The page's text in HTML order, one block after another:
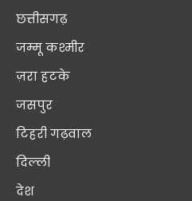
छत्तीसगढ़
जम्मू कश्मीर
ज़रा हटके
जसपुर
टिहरी गढ़वाल
दिल्ली
देश